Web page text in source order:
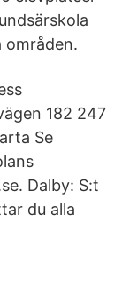
områden.
182 247
Se
Dalby: S:t
du alla